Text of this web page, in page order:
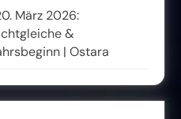
März 2026:
&
| Ostara